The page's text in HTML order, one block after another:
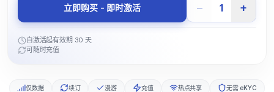
立即购买 - 即时激活 − 1 +
自激活起有效期 30 天
可随时充值
仅数据 续订 漫游 充值 热点共享 无需 eKYC